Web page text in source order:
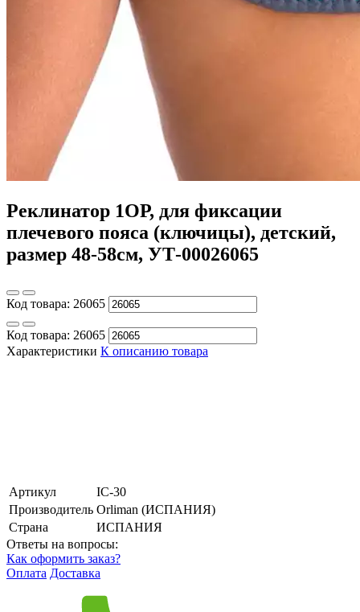
Реклинатор 1ОР, для фиксации
плечевого пояса (ключицы), детский,
размер 48-58см, УТ-00026065
Код товара: 26065
Код товара: 26065
Характеристики К описанию товара
Артикул
IC-30
Производитель Orliman (ИСПАНИЯ)
Страна
ИСПАНИЯ
Ответы на вопросы:
Как оформить заказ?
Оплата Доставка